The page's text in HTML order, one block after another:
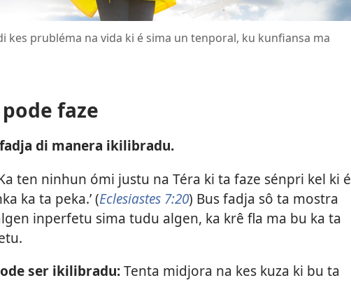
kes prubléma na vida ki é sima un tenporal, ku kunfiansa ma
faze
di manera ikilibradu.
ten ninhun ómi justu na Téra ki ta faze sénpri kel ki é
ka ta peka.’ (Eclesiastes 7:20) Bus fadja sô ta mostra
inperfetu sima tudu algen, ka krê fla ma bu ka ta
ser ikilibradu:Tenta midjora na kes kuza ki bu ta